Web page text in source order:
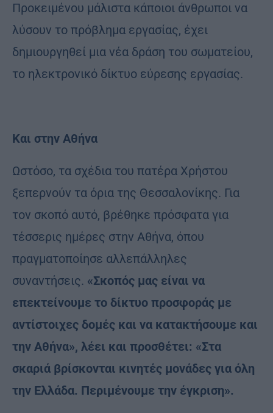
Προκειμένου μάλιστα κάποιοι άνθρωποι να
λύσουν το πρόβλημα εργασίας, έχει
δημιουργηθεί μια νέα δράση του σωματείου,
το ηλεκτρονικό δίκτυο εύρεσης εργασίας.
Και στην Αθήνα
Ωστόσο, τα σχέδια του πατέρα Χρήστου
ξεπερνούν τα όρια της Θεσσαλονίκης. Για
τον σκοπό αυτό, βρέθηκε πρόσφατα για
τέσσερις ημέρες στην Αθήνα, όπου
πραγματοποίησε αλλεπάλληλες
συναντήσεις. «Σκοπός μας είναι να
επεκτείνουμε το δίκτυο προσφοράς με
αντίστοιχες δομές και να κατακτήσουμε και
την Αθήνα», λέει και προσθέτει: «Στα
σκαριά βρίσκονται κινητές μονάδες για όλη
την Ελλάδα. Περιμένουμε την έγκριση».